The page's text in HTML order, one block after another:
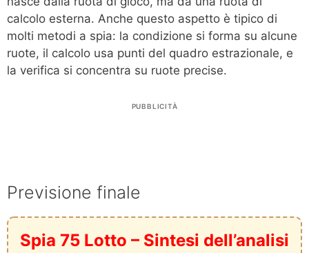
calcolo esterna. Anche questo aspetto è tipico di
molti metodi a spia: la condizione si forma su alcune
ruote, il calcolo usa punti del quadro estrazionale, e
la verifica si concentra su ruote precise.
PUBBLICITÀ
Previsione finale
Spia 75 Lotto – Sintesi dell’analisi